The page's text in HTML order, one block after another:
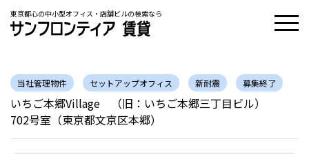
東京都心の中小型オフィス・店舗ビルの検索なら
当社管理物件 セットアップオフィス 新耐震 募集終了
いちご本郷Village （旧：いちご本郷三丁目ビル）
702号室（東京都文京区本郷）